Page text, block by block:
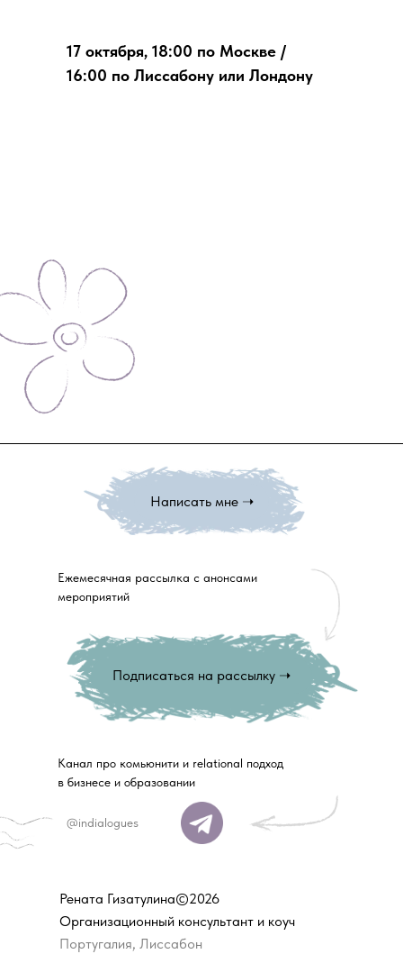
17 октября, 18:00 по Москве /
16:00 по Лиссабону или Лондону
Канал про комьюнити и relational подход
в бизнесе и образовании
@indialogues
Рената Гизатулина©2026
Организационный консультант и коуч
Португалия, Лиссабон
Написать мне ➝
Подписаться на рассылку ➝
Ежемесячная рассылка с анонсами
мероприятий